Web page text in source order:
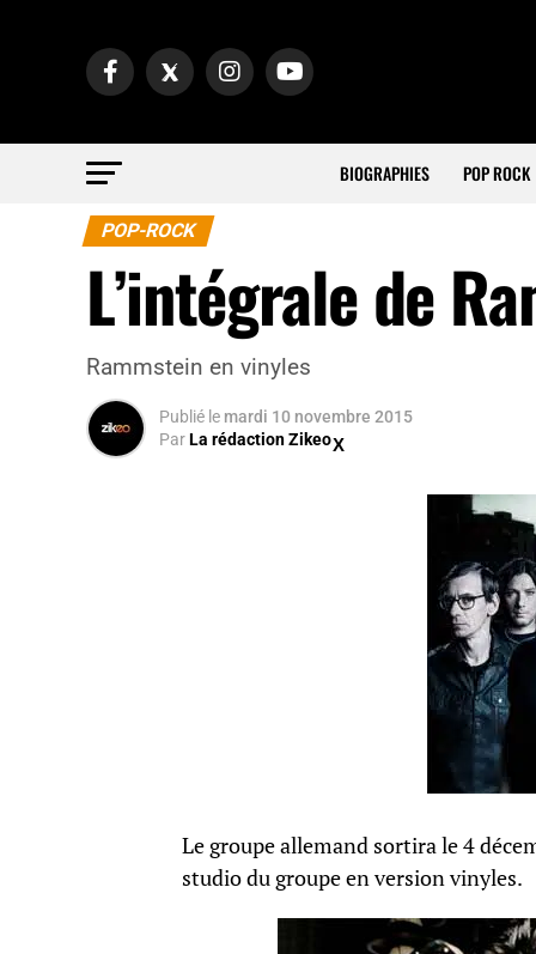
BIOGRAPHIES POP ROCK
POP-ROCK
L’intégrale de
Rammstein en vinyles
Publié le mardi 10 novembre 2015
ParLa rédaction Zikeo
Le groupe allemand sortirale 4
studio du groupe en version vinyles.